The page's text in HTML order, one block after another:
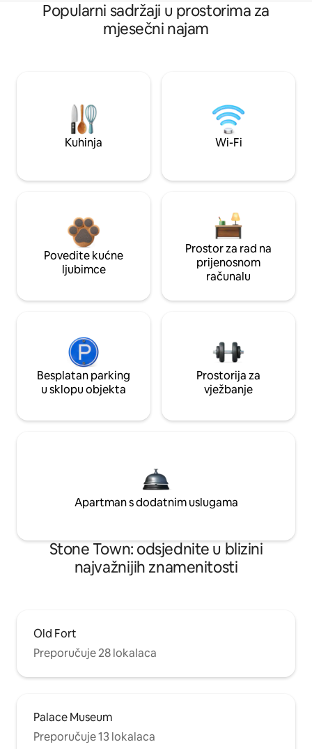
Popularni sadržaji u prostorima za
mjesečni najam
Kuhinja Wi-Fi
Povedite kućne
ljubimce
Prostor za rad na
prijenosnom
računalu
Besplatan parking
u sklopu objekta
Prostorija za
vježbanje
Apartman s dodatnim uslugama
Stone Town: odsjednite u blizini
najvažnijih znamenitosti
Old Fort
Preporučuje 28 lokalaca
Palace Museum
Preporučuje 13 lokalaca